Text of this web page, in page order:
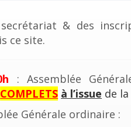
& des
ce site.
: Assemblée
COMPLETS à l’issue de
Générale ordinaire :